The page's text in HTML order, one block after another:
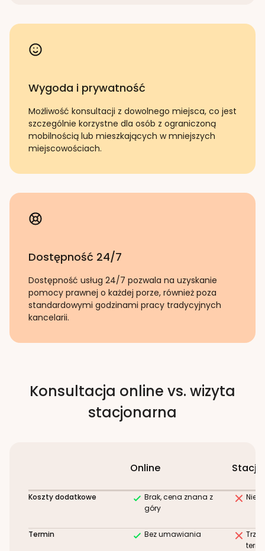
Wygoda i prywatność
Możliwość konsultacji z dowolnego miejsca, co jest
szczególnie korzystne dla osób z ograniczoną
mobilnością lub mieszkających w mniejszych
miejscowościach.
Dostępność 24/7
Dostępność usług 24/7 pozwala na uzyskanie
pomocy prawnej o każdej porze, również poza
standardowymi godzinami pracy tradycyjnych
kancelarii.
Konsultacja online vs. wizyta
stacjonarna
Online
Koszty dodatkowe
Brak, cena znana z
góry
Termin Bez umawiania